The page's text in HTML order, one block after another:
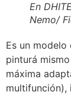
En
Nemo/
Es un
pinturá
máxima
multifunción),